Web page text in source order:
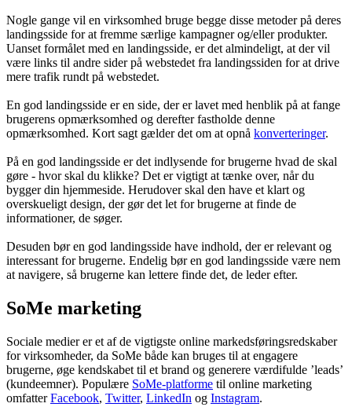
Nogle gange vil en virksomhed bruge begge disse metoder på deres
landingsside for at fremme særlige kampagner og/eller produkter.
Uanset formålet med en landingsside, er det almindeligt, at der vil
være links til andre sider på webstedet fra landingssiden for at drive
mere trafik rundt på webstedet.
En god landingsside er en side, der er lavet med henblik på at fange
brugerens opmærksomhed og derefter fastholde denne
opmærksomhed. Kort sagt gælder det om at opnå konverteringer.
På en god landingsside er det indlysende for brugerne hvad de skal
gøre - hvor skal du klikke? Det er vigtigt at tænke over, når du
bygger din hjemmeside. Herudover skal den have et klart og
overskueligt design, der gør det let for brugerne at finde de
informationer, de søger.
Desuden bør en god landingsside have indhold, der er relevant og
interessant for brugerne. Endelig bør en god landingsside være nem
at navigere, så brugerne kan lettere finde det, de leder efter.
SoMe marketing
Sociale medier er et af de vigtigste online markedsføringsredskaber
for virksomheder, da SoMe både kan bruges til at engagere
brugerne, øge kendskabet til et brand og generere værdifulde ’leads’
(kundeemner). Populære SoMe-platforme til online marketing
omfatterFacebook, Twitter, LinkedIn og Instagram.